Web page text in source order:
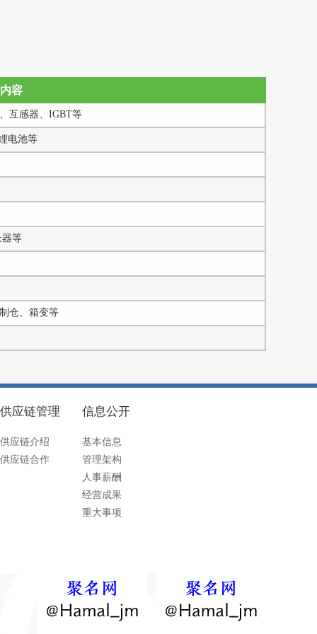
内容
互感器、IGBT等
电池等
器等
仓、箱变等
供应链管理
供应链介绍
供应链合作
信息公开
基本信息
管理架构
人事薪酬
经营成果
重大事项